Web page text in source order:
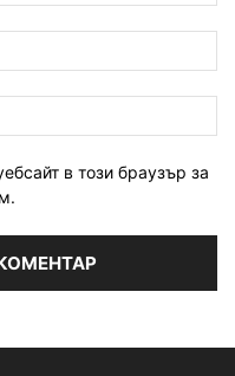
в този браузър за